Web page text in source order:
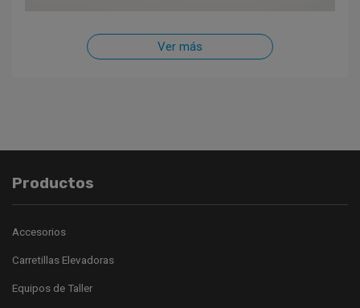
Ver más
Productos
Accesorios
Carretillas Elevadoras
Equipos de Taller